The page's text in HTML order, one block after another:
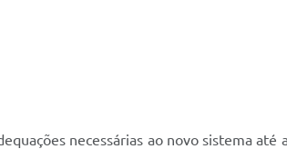
necessárias ao novo sistema até